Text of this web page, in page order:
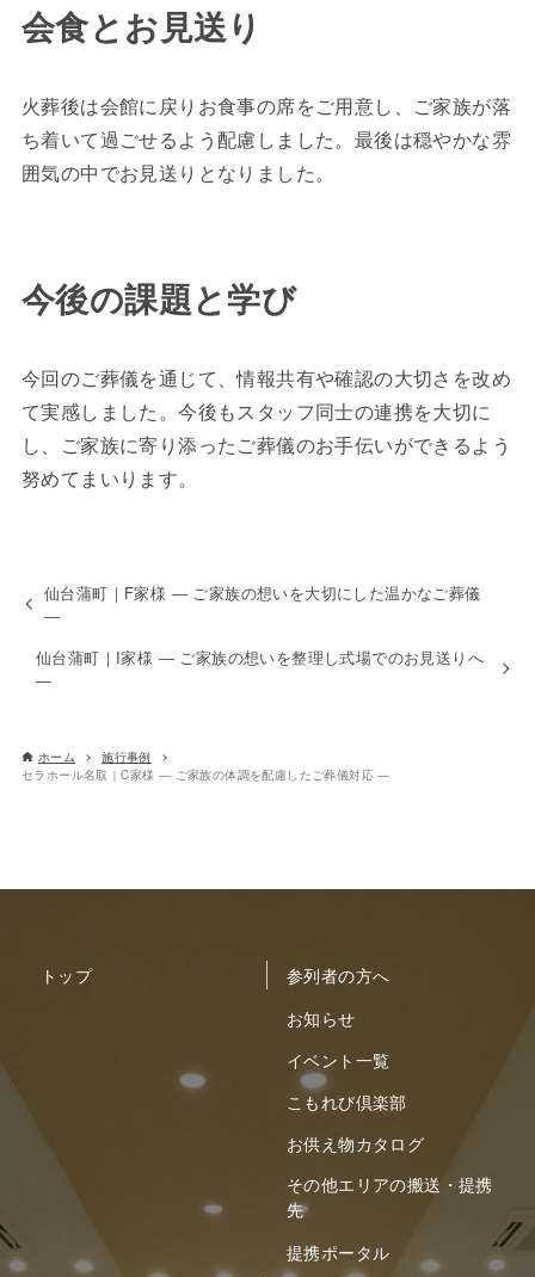
会食とお見送り
火葬後は会館に戻りお食事の席をご用意し、ご家族が落
ち着いて過ごせるよう配慮しました。最後は穏やかな雰
囲気の中でお見送りとなりました。
今後の課題と学び
今回のご葬儀を通じて、情報共有や確認の大切さを改め
て実感しました。今後もスタッフ同士の連携を大切に
し、ご家族に寄り添ったご葬儀のお手伝いができるよう
努めてまいります。
仙台蒲町｜F家様 ― ご家族の想いを大切にした温かなご葬儀
―
仙台蒲町｜I家様 ― ご家族の想いを整理し式場でのお見送りへ
―
ホーム
施行事例
セラホール名取｜C家様 ― ご家族の体調を配慮したご葬儀対応 ―
トップ
参列者の方へ
お知らせ
イベント一覧
こもれび倶楽部
お供え物カタログ
その他エリアの搬送・提携
先
提携ポータル